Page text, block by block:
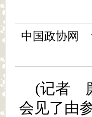
中国政协网
(记者
会见了由